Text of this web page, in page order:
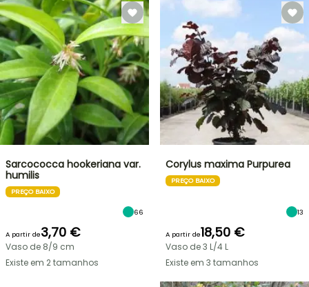
Sarcococca hookeriana var.
humilis
PREÇO BAIXO
66
A partir de3,70 €
Vaso de 8/9 cm
Existe em 2 tamanhos
Corylus maxima Purpurea
PREÇO BAIXO
13
A partir de18,50 €
Vaso de 3 L/4 L
Existe em 3 tamanhos